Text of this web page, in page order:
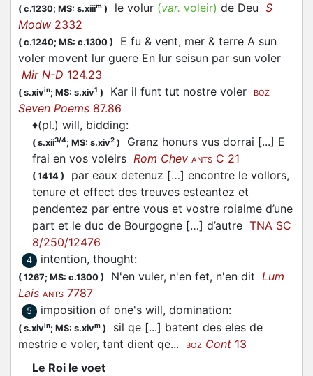
( c.1230; MS: s.xiiim ) le volur (var. voleir) de Deu S
Modw 2332
( c.1240; MS: c.1300 )
E fu & vent, mer & terre A sun
voler movent lur guere En lur seisun par sun voler
Mir N-D 124.23
( s.xivin; MS: s.xiv1 ) Kar il funt tut nostre voler BOZ
Seven Poems 87.86
♦(pl.) will, bidding:
( s.xii3/4; MS: s.xiv2 )
Granz honurs vus dorrai [...] E
frai en vos voleirs Rom Chev ANTS C 21
( 1414 ) par eaux detenuz […] encontre le vollors,
tenure et effect des treuves esteantez et
pendentez par entre vous et vostre roialme d’une
part et le duc de Bourgogne […] d’autre TNA SC
8/250/12476
4 intention, thought:
( 1267; MS: c.1300 ) N'en vuler, n'en fet, n'en dit Lum
Lais ANTS 7787
5 imposition of one's will, domination:
( s.xivin; MS: s.xivm )
sil qe [...] batent des eles de
mestrie e voler, tant dient qe... BOZ Cont 13
Le Roi le voet